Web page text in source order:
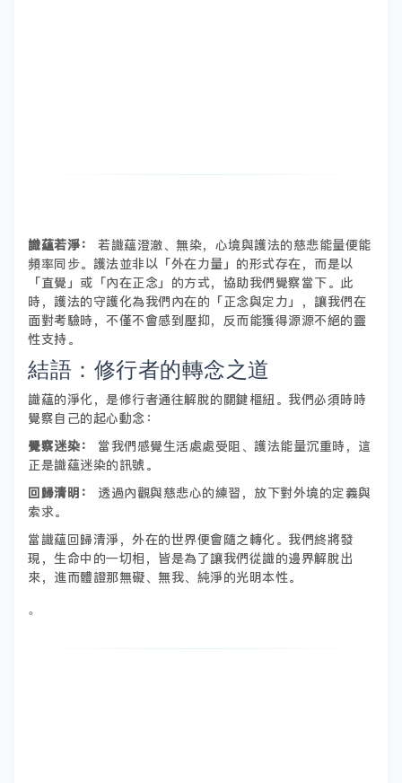
識蘊若淨：
若識蘊澄澈、無染，心境與護法的慈悲能量便能
頻率同步。護法並非以「外在力量」的形式存在，而是以
「直覺」或「內在正念」的方式，協助我們覺察當下。此
時，護法的守護化為我們內在的「正念與定力」，讓我們在
面對考驗時，不僅不會感到壓抑，反而能獲得源源不絕的靈
性支持。
結語：修行者的轉念之道
識蘊的淨化，是修行者通往解脫的關鍵樞紐。我們必須時時
覺察自己的起心動念：
覺察迷染：
當我們感覺生活處處受阻、護法能量沉重時，這
正是識蘊迷染的訊號。
回歸清明：
透過內觀與慈悲心的練習，放下對外境的定義與
索求。
當識蘊回歸清淨，外在的世界便會隨之轉化。我們終將發
現，生命中的一切相，皆是為了讓我們從識的邊界解脫出
來，進而體證那無礙、無我、純淨的光明本性。
。